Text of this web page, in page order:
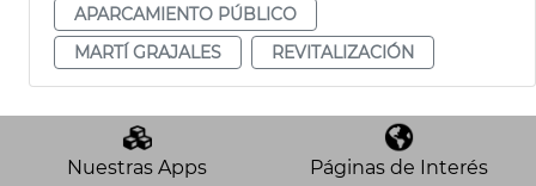
APARCAMIENTO PÚBLICO
MARTÍ GRAJALES
REVITALIZACIÓN
Nuestras Apps Páginas de Interés